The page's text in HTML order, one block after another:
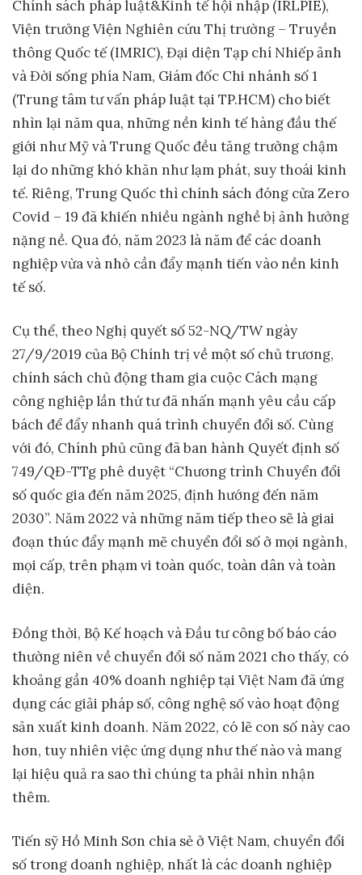
Chính sách pháp luật&Kinh tế hội nhập (IRLPIE),
Viện trưởng Viện Nghiên cứu Thị trường – Truyền
thông Quốc tế (IMRIC), Đại diện Tạp chí Nhiếp ảnh
và Đời sống phía Nam, Giám đốc Chi nhánh số 1
(Trung tâm tư vấn pháp luật tại TP.HCM) cho biết
nhìn lại năm qua, những nền kinh tế hàng đầu thế
giới như Mỹ và Trung Quốc đều tăng trưởng chậm
lại do những khó khăn như lạm phát, suy thoái kinh
tế. Riêng, Trung Quốc thì chính sách đóng cửa Zero
Covid – 19 đã khiến nhiều ngành nghề bị ảnh hưởng
nặng nề. Qua đó, năm 2023 là năm để các doanh
nghiệp vừa và nhỏ cần đẩy mạnh tiến vào nền kinh
tế số.
Cụ thể, theo Nghị quyết số 52-NQ/TW ngày
27/9/2019 của Bộ Chính trị về một số chủ trương,
chính sách chủ động tham gia cuộc Cách mạng
công nghiệp lần thứ tư đã nhấn mạnh yêu cầu cấp
bách để đẩy nhanh quá trình chuyển đổi số. Cùng
với đó, Chính phủ cũng đã ban hành Quyết định số
749/QĐ-TTg phê duyệt “Chương trình Chuyển đổi
số quốc gia đến năm 2025, định hướng đến năm
2030”. Năm 2022 và những năm tiếp theo sẽ là giai
đoạn thúc đẩy mạnh mẽ chuyển đổi số ở mọi ngành,
mọi cấp, trên phạm vi toàn quốc, toàn dân và toàn
diện.
Đồng thời, Bộ Kế hoạch và Đầu tư công bố báo cáo
thường niên về chuyển đổi số năm 2021 cho thấy, có
khoảng gần 40% doanh nghiệp tại Việt Nam đã ứng
dụng các giải pháp số, công nghệ số vào hoạt động
sản xuất kinh doanh. Năm 2022, có lẽ con số này cao
hơn, tuy nhiên việc ứng dụng như thế nào và mang
lại hiệu quả ra sao thì chúng ta phải nhìn nhận
thêm.
Tiến sỹ Hồ Minh Sơn chia sẻ ở Việt Nam, chuyển đổi
số trong doanh nghiệp, nhất là các doanh nghiệp